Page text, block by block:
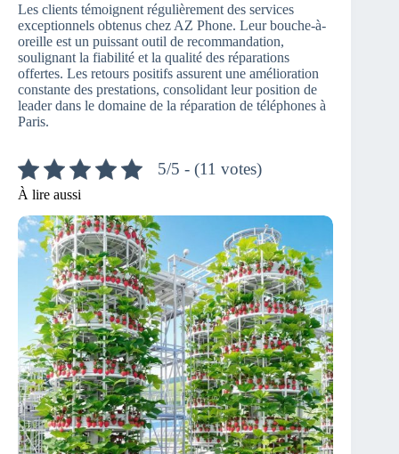
Les clients témoignent régulièrement des services
exceptionnels obtenus chez AZ Phone. Leur bouche-à-
oreille est un puissant outil de recommandation,
soulignant la fiabilité et la qualité des réparations
offertes. Les retours positifs assurent une amélioration
constante des prestations, consolidant leur position de
leader dans le domaine de la réparation de téléphones à
Paris.
5/5 - (11 votes)
À lire aussi